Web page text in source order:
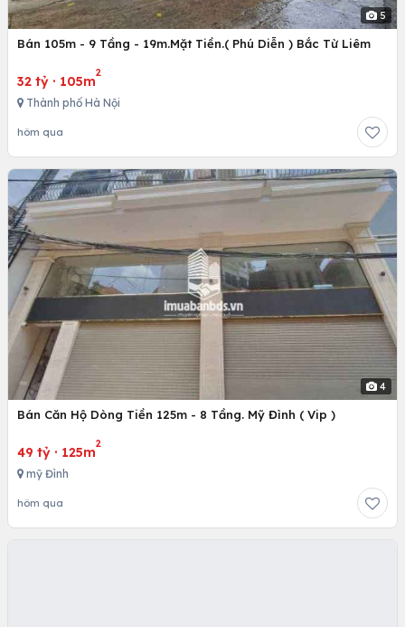
5
Bán 105m - 9 Tầng - 19m.Mặt Tiền.( Phú Diễn ) Bắc Từ Liêm
32 tỷ · 105m
2
Thành phố Hà Nội
hôm qua
4
Bán Căn Hộ Dòng Tiền 125m - 8 Tầng. Mỹ Đình ( Vip )
49 tỷ · 125m
2
mỹ Đình
hôm qua